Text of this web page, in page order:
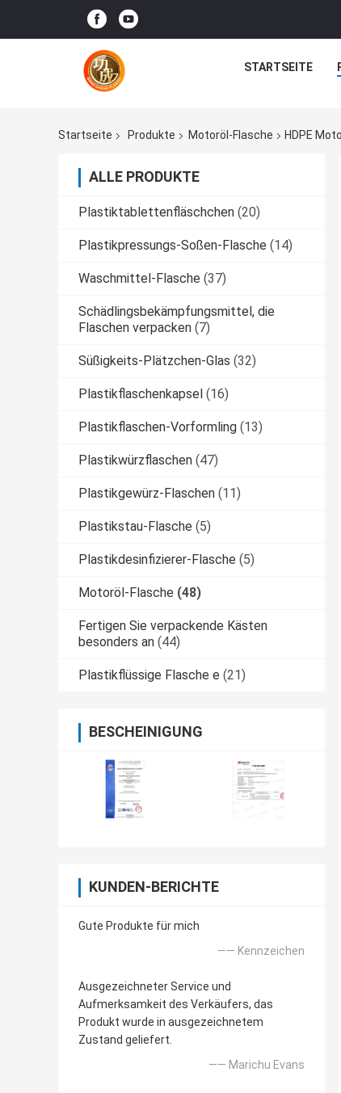
STARTSEITE
Startseite Produkte Motoröl-Flasche HDPE
ALLE PRODUKTE
Plastiktablettenfläschchen (20)
Plastikpressungs-Soßen-Flasche (14)
Waschmittel-Flasche (37)
Schädlingsbekämpfungsmittel, die
Flaschen verpacken (7)
Süßigkeits-Plätzchen-Glas (32)
Plastikflaschenkapsel (16)
Plastikflaschen-Vorformling (13)
Plastikwürzflaschen (47)
Plastikgewürz-Flaschen (11)
Plastikstau-Flasche (5)
Plastikdesinfizierer-Flasche (5)
Motoröl-Flasche (48)
Fertigen Sie verpackende Kästen
besonders an (44)
Plastikflüssige Flasche e (21)
BESCHEINIGUNG
KUNDEN-BERICHTE
Gute Produkte für mich
—— Kennzeichen
Ausgezeichneter Service und
Aufmerksamkeit des Verkäufers, das
Produkt wurde in ausgezeichnetem
Zustand geliefert.
—— Marichu Evans